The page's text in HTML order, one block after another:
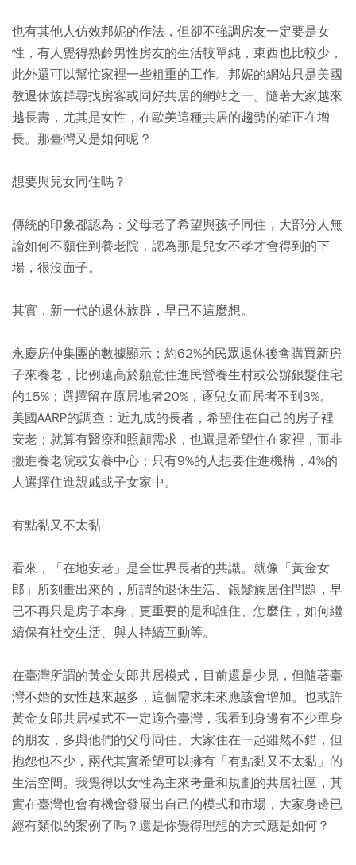
也有其他人仿效邦妮的作法，但卻不強調房友一定要是女
性，有人覺得熟齡男性房友的生活較單純，東西也比較少，
此外還可以幫忙家裡一些粗重的工作。邦妮的網站只是美國
教退休族群尋找房客或同好共居的網站之一。隨著大家越來
越長壽，尤其是女性，在歐美這種共居的趨勢的確正在增
長。那臺灣又是如何呢？
想要與兒女同住嗎？
傳統的印象都認為：父母老了希望與孩子同住，大部分人無
論如何不願住到養老院，認為那是兒女不孝才會得到的下
場，很沒面子。
其實，新一代的退休族群，早已不這麼想。
永慶房仲集團的數據顯示：約62%的民眾退休後會購買新房
子來養老，比例遠高於願意住進民營養生村或公辦銀髮住宅
的15%；選擇留在原居地者20%，逐兒女而居者不到3%。
美國AARP的調查：近九成的長者，希望住在自己的房子裡
安老；就算有醫療和照顧需求，也還是希望住在家裡，而非
搬進養老院或安養中心；只有9%的人想要住進機構，4%的
人選擇住進親戚或子女家中。
有點黏又不太黏
看來，「在地安老」是全世界長者的共識。就像「黃金女
郎」所刻畫出來的，所謂的退休生活、銀髮族居住問題，早
已不再只是房子本身，更重要的是和誰住、怎麼住，如何繼
續保有社交生活、與人持續互動等。
在臺灣所謂的黃金女郎共居模式，目前還是少見，但隨著臺
灣不婚的女性越來越多，這個需求未來應該會增加。也或許
黃金女郎共居模式不一定適合臺灣，我看到身邊有不少單身
的朋友，多與他們的父母同住。大家住在一起雖然不錯，但
抱怨也不少，兩代其實希望可以擁有「有點黏又不太黏」的
生活空間。我覺得以女性為主來考量和規劃的共居社區，其
實在臺灣也會有機會發展出自己的模式和市場，大家身邊已
經有類似的案例了嗎？還是你覺得理想的方式應是如何？